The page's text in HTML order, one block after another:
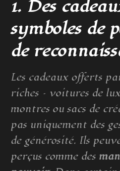
1. Des
symboles de
de
Les cadeaux offerts
riches – voitures de
montres ou sacs de
pas uniquement des
de générosité. Ils
perçus comme des